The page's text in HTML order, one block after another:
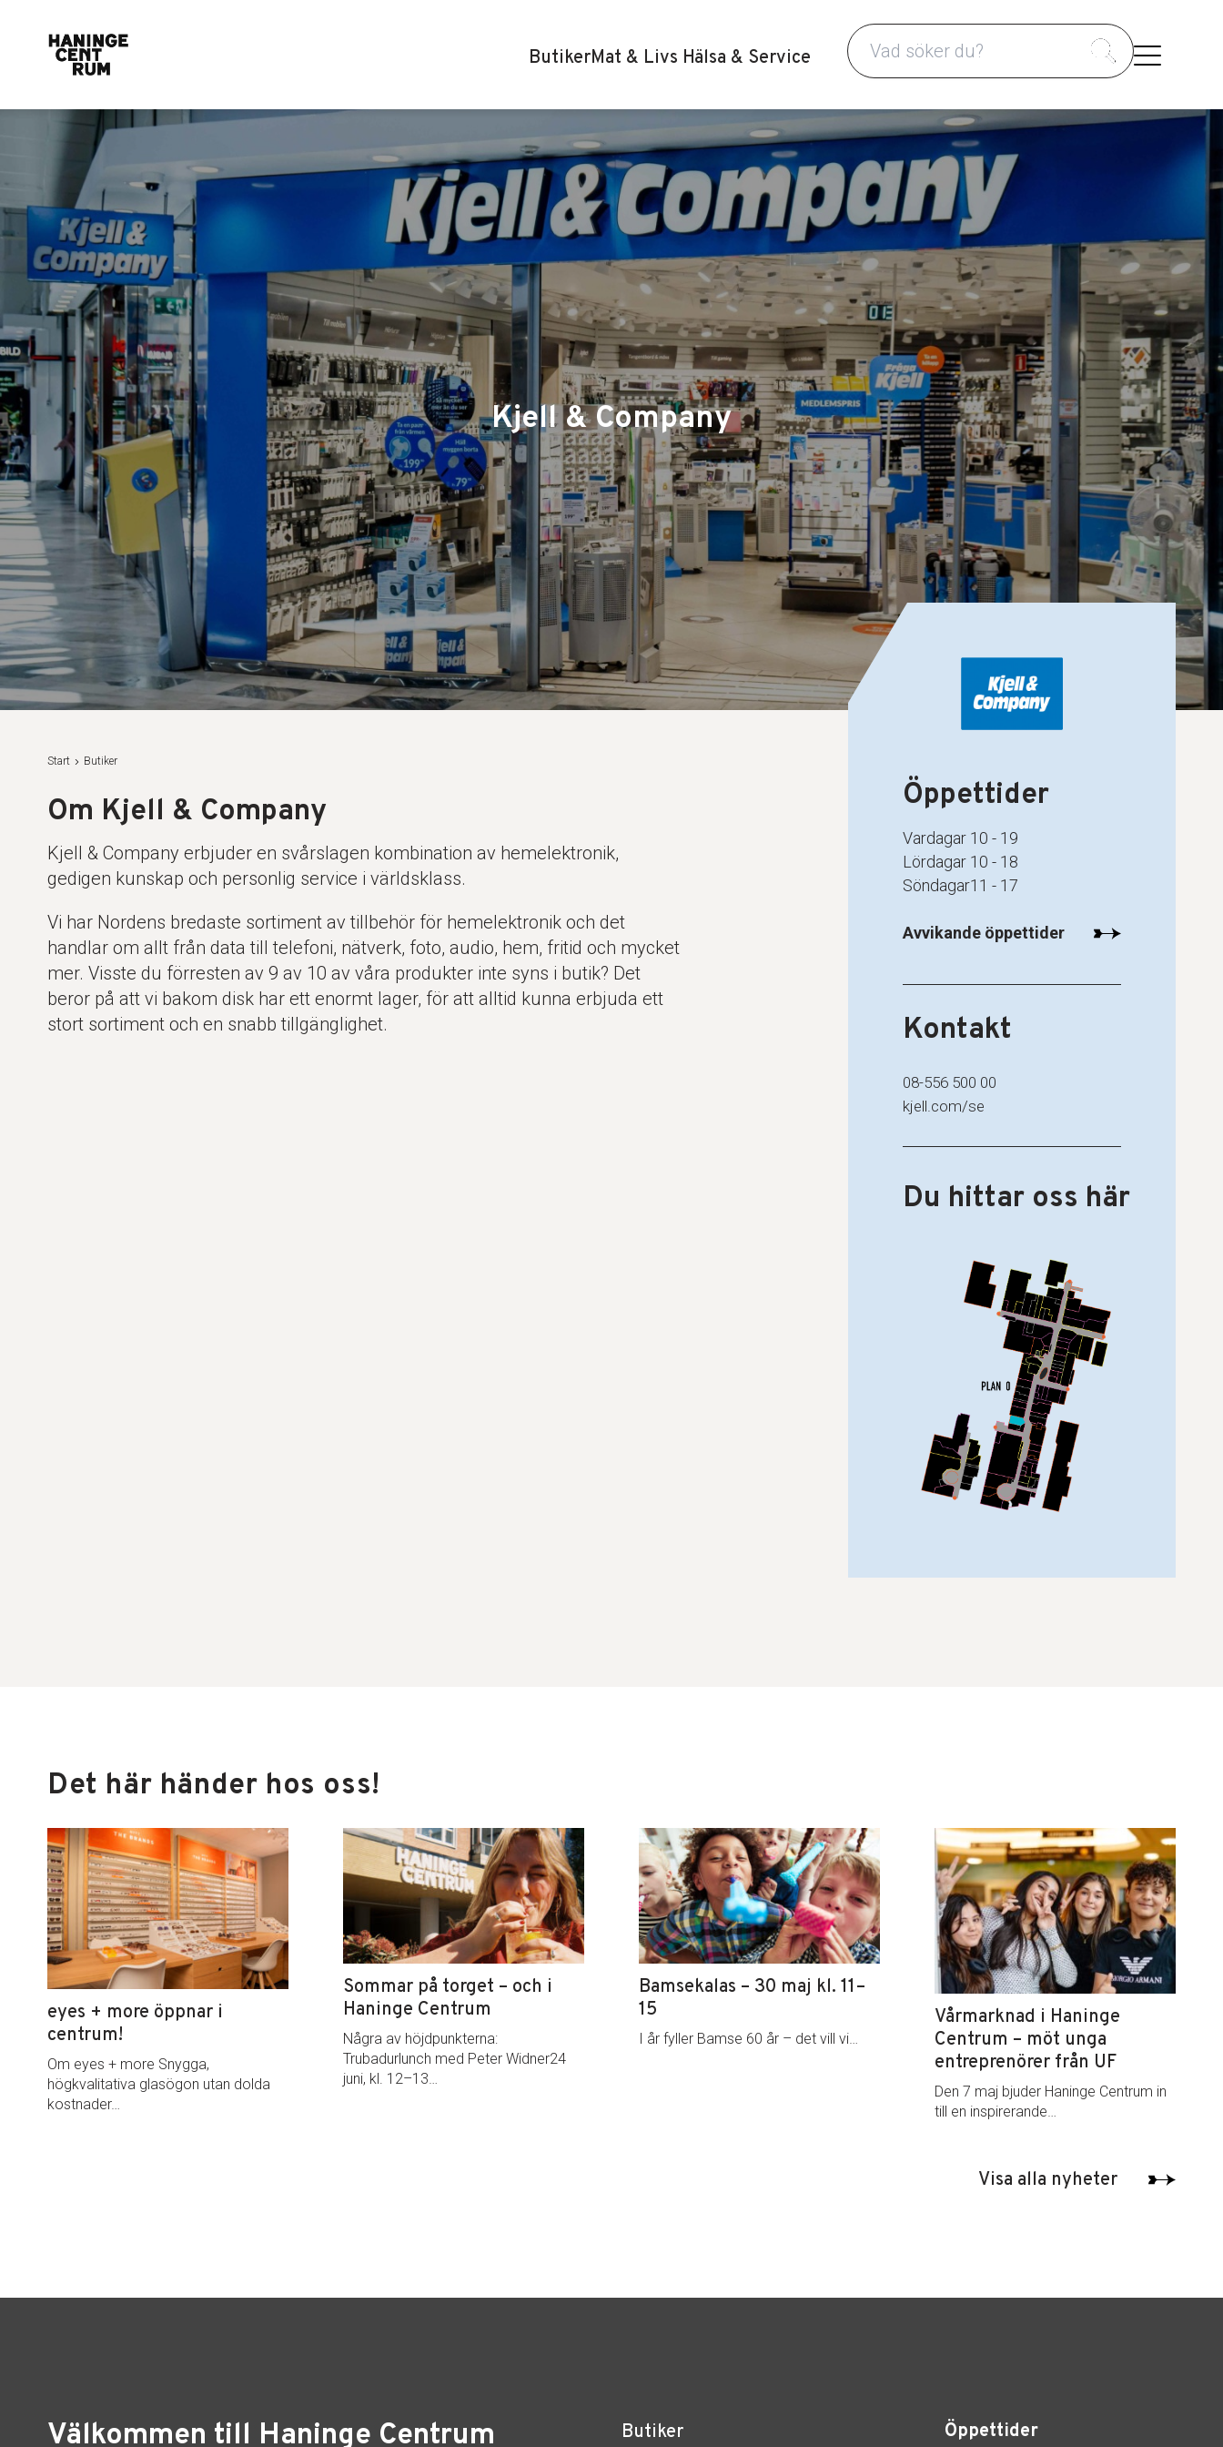
ButikerMat & Livs Hälsa & Service
Search for:
Kjell & Company
Start Butiker
Om Kjell & Company
Kjell & Company erbjuder en svårslagen kombination av hemelektronik,
gedigen kunskap och personlig service i världsklass.
Vi har Nordens bredaste sortiment av tillbehör för hemelektronik och det
handlar om allt från data till telefoni, nätverk, foto, audio, hem, fritid och mycket
mer. Visste du förresten av 9 av 10 av våra produkter inte syns i butik? Det
beror på att vi bakom disk har ett enormt lager, för att alltid kunna erbjuda ett
stort sortiment och en snabb tillgänglighet.
Öppettider
Vardagar 10 - 19
Lördagar 10 - 18
Söndagar11 - 17
Avvikande öppettider
Kontakt
08-556 500 00
kjell.com/se
Du hittar oss här
Det här händer hos oss!
eyes + more öppnar i
centrum!
Om eyes + more Snygga,
högkvalitativa glasögon utan dolda
kostnader…
Sommar på torget – och i
Haninge Centrum
Några av höjdpunkterna:
Trubadurlunch med Peter Widner24
juni, kl. 12–13…
Bamsekalas – 30 maj kl. 11–
15
I år fyller Bamse 60 år – det vill vi…
Vårmarknad i Haninge
Centrum – möt unga
entreprenörer från UF
Den 7 maj bjuder Haninge Centrum in
till en inspirerande…
Visa alla nyheter
Välkommen till Haninge Centrum Butiker Öppettider